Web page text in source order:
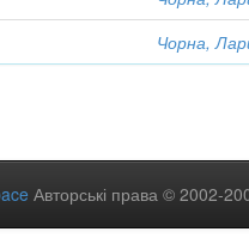
Чорна,
Авторські права © 2002-